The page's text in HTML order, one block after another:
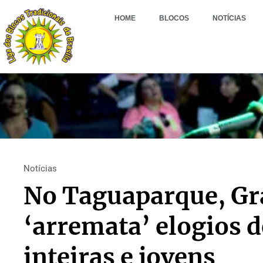
HOME BLOCOS NOTÍCIAS
Notícias
No Taguaparque,
‘arremata’ elogios
inteiras e jovens